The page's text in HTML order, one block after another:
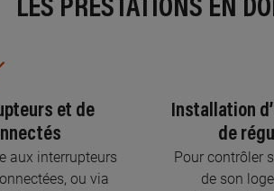
LES PRESTATIONS EN
et de
aux interrupteurs
ou via
Installation
de
Pour contrôler
de son